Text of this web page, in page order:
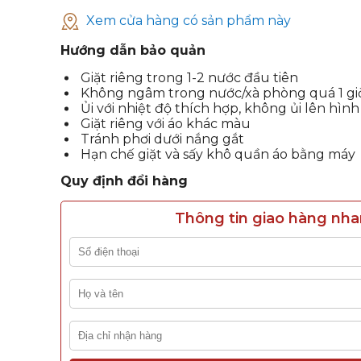
Xem cửa hàng có sản phẩm này
Hướng dẫn bảo quản
Giặt riêng trong 1-2 nước đầu tiên
Không ngâm trong nước/xà phòng quá 1
Ủi với nhiệt độ thích hợp, không ủi lên
Giặt riêng với áo khác màu
Tránh phơi dưới nắng gắt
Hạn chế giặt và sấy khô quần áo bằng máy
Quy định đổi hàng
Thông tin giao hàng